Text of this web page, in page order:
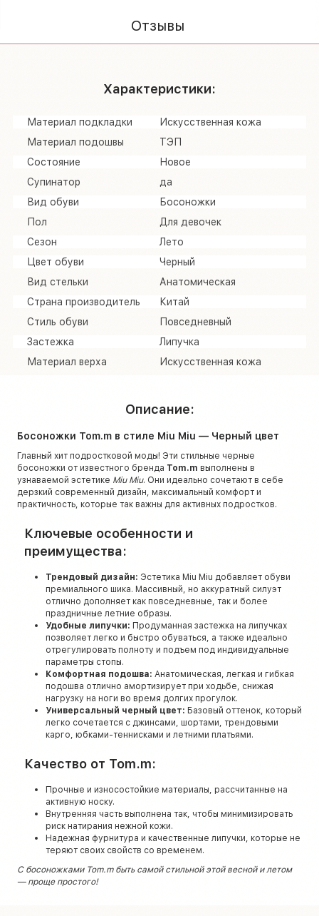
Отзывы
Характеристики:
Материал подкладки
Искусственная кожа
Материал подошвы
ТЭП
Состояние
Новое
Супинатор
да
Вид обуви
Босоножки
Пол
Для девочек
Сезон
Лето
Цвет обуви
Черный
Вид стельки
Анатомическая
Страна производитель
Китай
Стиль обуви
Повседневный
Застежка
Липучка
Материал верха
Искусственная кожа
Описание:
Босоножки Tom.m в стиле Miu Miu — Черный цвет
Главный хит подростковой моды! Эти стильные черные
босоножки от известного бренда Tom.m выполнены в
узнаваемой эстетике Miu Miu. Они идеально сочетают в себе
дерзкий современный дизайн, максимальный комфорт и
практичность, которые так важны для активных подростков.
Ключевые особенности и
преимущества:
Трендовый дизайн: Эстетика Miu Miu добавляет обуви
премиального шика. Массивный, но аккуратный силуэт
отлично дополняет как повседневные, так и более
праздничные летние образы.
Удобные липучки: Продуманная застежка на липучках
позволяет легко и быстро обуваться, а также идеально
отрегулировать полноту и подъем под индивидуальные
параметры стопы.
Комфортная подошва: Анатомическая, легкая и гибкая
подошва отлично амортизирует при ходьбе, снижая
нагрузку на ноги во время долгих прогулок.
Универсальный черный цвет: Базовый оттенок, который
легко сочетается с джинсами, шортами, трендовыми
карго, юбками-теннисками и летними платьями.
Качество от Tom.m:
Прочные и износостойкие материалы, рассчитанные на
активную носку.
Внутренняя часть выполнена так, чтобы минимизировать
риск натирания нежной кожи.
Надежная фурнитура и качественные липучки, которые не
теряют своих свойств со временем.
С босоножками Tom.m быть самой стильной этой весной и летом
— проще простого!